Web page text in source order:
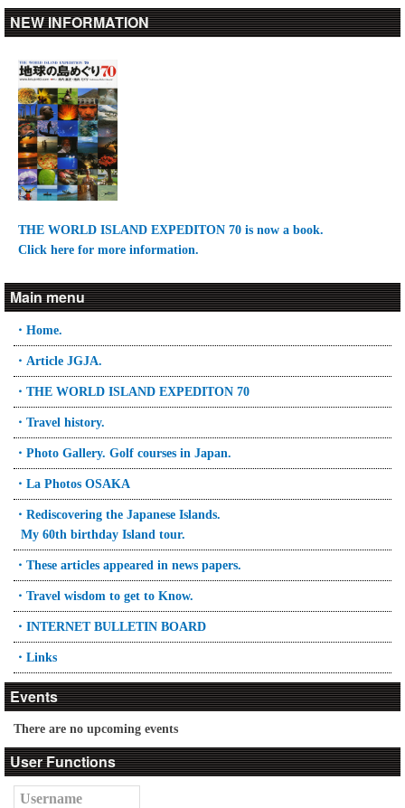
NEW INFORMATION
THE WORLD ISLAND EXPEDITON 70 is now a book.
Click here for more information.
Main menu
・Home.
・Article JGJA.
・THE WORLD ISLAND EXPEDITON 70
・Travel history.
・Photo Gallery. Golf courses in Japan.
・La Photos OSAKA
・Rediscovering the Japanese Islands.
My 60th birthday Island tour.
・These articles appeared in news papers.
・Travel wisdom to get to Know.
・INTERNET BULLETIN BOARD
・Links
Events
There are no upcoming events
User Functions